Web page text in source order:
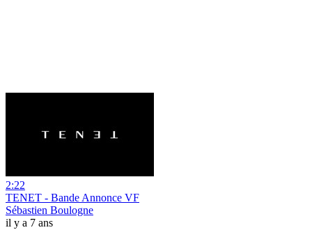
2:22
TENET - Bande Annonce VF
Sébastien Boulogne
il y a 7 ans